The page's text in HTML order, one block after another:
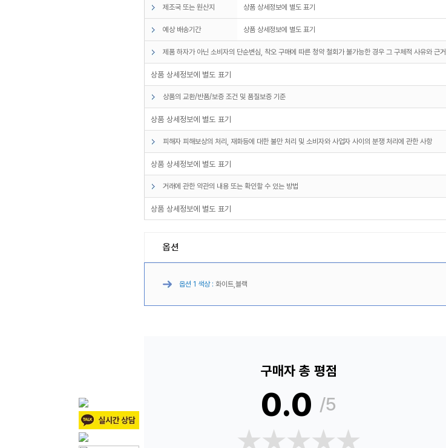
제조국 또는 원산지 상품 상세정보에 별도 표기
예상 배송기간 상품 상세정보에 별도 표기
제품 하자가 아닌 소비자의 단순변심, 착오 구매에 따른 청약 철회가 불가능한 경우 그 구체적 사유와 근거
상품 상세정보에 별도 표기
상품의 교환/반품/보증 조건 및 품질보증 기준
상품 상세정보에 별도 표기
피해자 피해보상의 처리, 재화등에 대한 불만 처리 및 소비자와 사업자 사이의 분쟁 처리에 관한 사항
상품 상세정보에 별도 표기
거래에 관한 약관의 내용 또는 확인할 수 있는 방법
상품 상세정보에 별도 표기
옵션
옵션 1 색상 : 화이트,블랙
구매자 총 평점
0.0 /5
★★★★★
★★★★★